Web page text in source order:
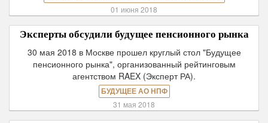
01 июня 2018
Эксперты обсудили будущее пенсионного рынка
30 мая 2018 в Москве прошел круглый стол "Будущее
пенсионного рынка", организованный рейтинговым
агентством RAEX (Эксперт РА).
БУДУЩЕЕ АО НПФ
31 мая 2018